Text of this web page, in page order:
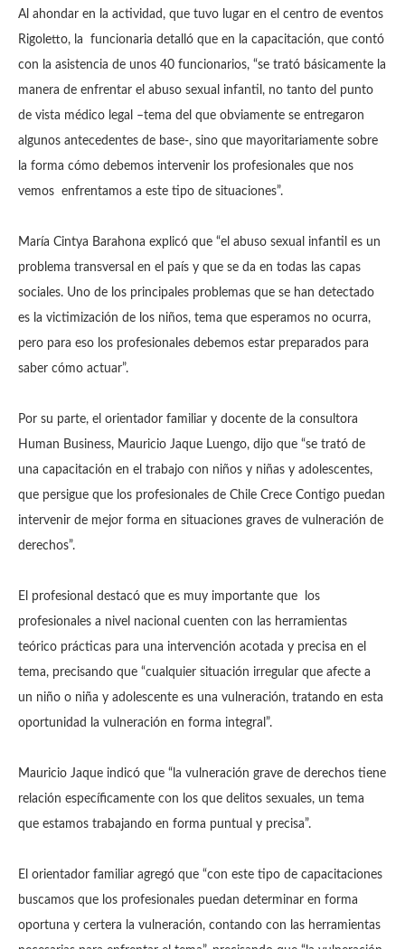
Al ahondar en la actividad, que tuvo lugar en el centro de eventos
Rigoletto, la funcionaria detalló que en la capacitación, que contó
con la asistencia de unos 40 funcionarios, “se trató básicamente la
manera de enfrentar el abuso sexual infantil, no tanto del punto
de vista médico legal –tema del que obviamente se entregaron
algunos antecedentes de base-, sino que mayoritariamente sobre
la forma cómo debemos intervenir los profesionales que nos
vemos enfrentamos a este tipo de situaciones”.
María Cintya Barahona explicó que “el abuso sexual infantil es un
problema transversal en el país y que se da en todas las capas
sociales. Uno de los principales problemas que se han detectado
es la victimización de los niños, tema que esperamos no ocurra,
pero para eso los profesionales debemos estar preparados para
saber cómo actuar”.
Por su parte, el orientador familiar y docente de la consultora
Human Business, Mauricio Jaque Luengo, dijo que “se trató de
una capacitación en el trabajo con niños y niñas y adolescentes,
que persigue que los profesionales de Chile Crece Contigo puedan
intervenir de mejor forma en situaciones graves de vulneración de
derechos”.
El profesional destacó que es muy importante que los
profesionales a nivel nacional cuenten con las herramientas
teórico prácticas para una intervención acotada y precisa en el
tema, precisando que “cualquier situación irregular que afecte a
un niño o niña y adolescente es una vulneración, tratando en esta
oportunidad la vulneración en forma integral”.
Mauricio Jaque indicó que “la vulneración grave de derechos tiene
relación específicamente con los que delitos sexuales, un tema
que estamos trabajando en forma puntual y precisa”.
El orientador familiar agregó que “con este tipo de capacitaciones
buscamos que los profesionales puedan determinar en forma
oportuna y certera la vulneración, contando con las herramientas